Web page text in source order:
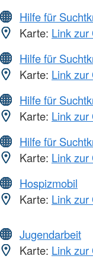
Hilfe für
Karte: Link zur
Hilfe für
Karte: Link zur
Hilfe für
Karte: Link zur
Hilfe für
Karte: Link zur
Hospizmobil
Karte: Link zur
Jugendarbeit
Karte: Link zur